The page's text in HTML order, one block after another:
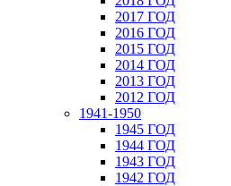
2017 ГОД
2016 ГОД
2015 ГОД
2014 ГОД
2013 ГОД
2012 ГОД
1941-1950
1945 ГОД
1944 ГОД
1943 ГОД
1942 ГОД